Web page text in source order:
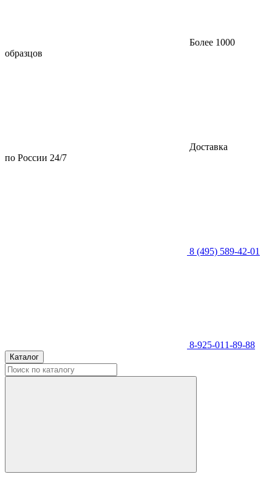
Более 1000
образцов
Доставка
по России 24/7
8 (495) 589-42-01
8-925-011-89-88
Каталог